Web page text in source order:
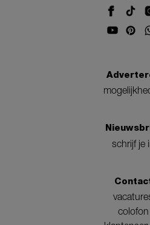
schrijf je
colofon